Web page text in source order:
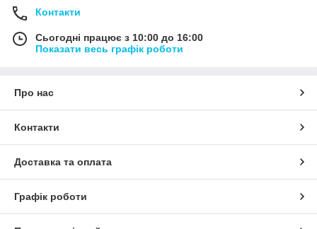
Контакти
Сьогодні працює з 10:00 до 16:00
Показати весь графік роботи
Про нас
Контакти
Доставка та оплата
Графік роботи